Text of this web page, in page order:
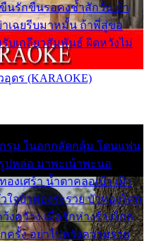
นรักขืนรอคงช้ำสักวัน ถ้า
าเฉยรีบมาหมั้น ถ้าพี่สู่ขอ
บเกลียวสัมพันธ์ ผิดหวังไม่
ดร (KARAOKE)
กรุม ในอกกลัดกลุ้ม โดนแฟน
ปหล่อ มาพะเน้าพะนอ
องเศร้า น้ำตาคลอเบ้า เฝ้า
จบัวทองระรวย บัวทองโศก
งคว้าง เมื่อรักห่างร้างไกล
รั้ง อย่าไปหวังความรวย